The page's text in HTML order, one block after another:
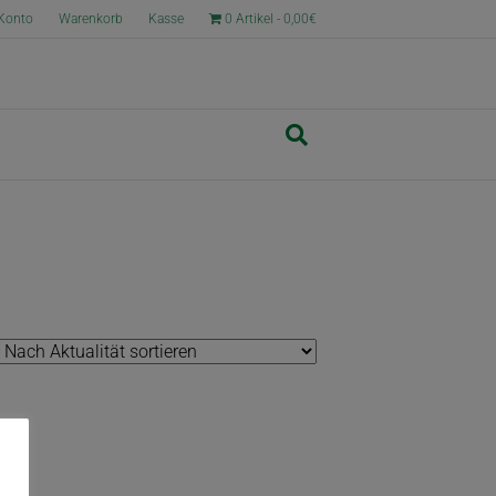
Warenkorb Kasse 0 Artikel 0,00€